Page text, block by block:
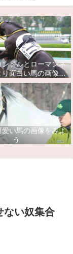
ンドルとローマンネ
り面白い馬の画像っ
あるの？
愛い馬の画像をみよ
う
ない奴集合